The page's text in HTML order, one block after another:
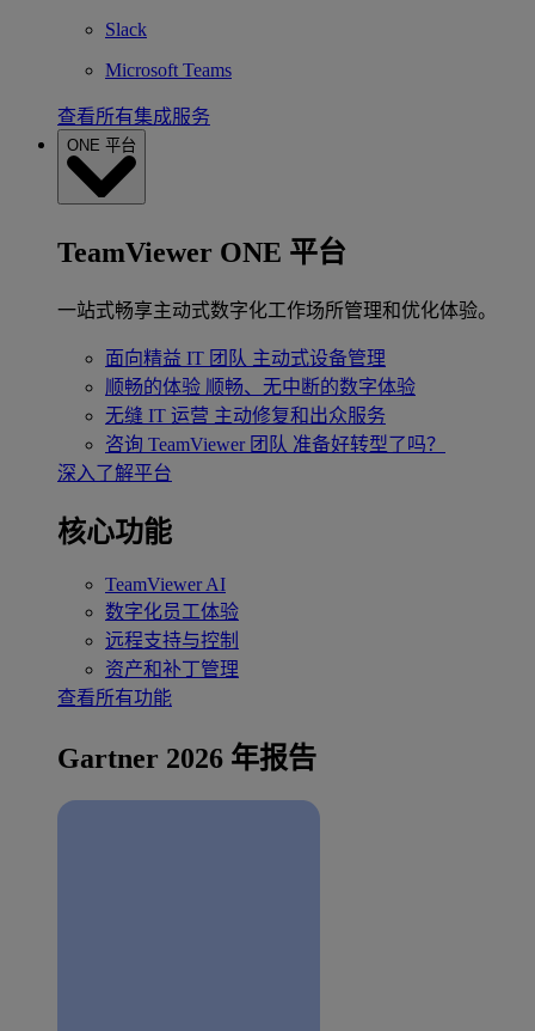
Slack
Microsoft Teams
查看所有集成服务
ONE 平台
TeamViewer ONE 平台
一站式畅享主动式数字化工作场所管理和优化体验。
面向精益 IT 团队 主动式设备管理
顺畅的体验 顺畅、无中断的数字体验
无缝 IT 运营 主动修复和出众服务
咨询 TeamViewer 团队 准备好转型了吗？
深入了解平台
核心功能
TeamViewer AI
数字化员工体验
远程支持与控制
资产和补丁管理
查看所有功能
Gartner 2026 年报告